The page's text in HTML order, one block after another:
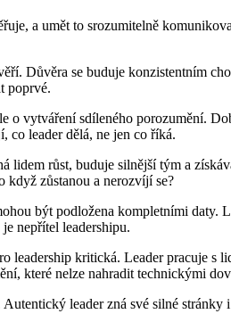
a umět to srozumitelně
Důvěra se buduje konzistentním
poprvé.
vytváření sdíleného porozumění.
co leader dělá, ne jen co říká.
lidem růst, buduje silnější tým a
když zůstanou a nerozvíjí se?
být podložena kompletními daty.
nepřítel leadershipu.
leadership kritická. Leader pracuje
které nelze nahradit technickými
leader zná své silné